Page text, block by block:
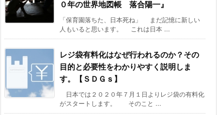
０年の世界地図帳 落合陽一』
「保育園落ちた、日本死ね」 まだ記憶に新しい
人もいると思います。 これは日本 ...
レジ袋有料化はなぜ行われるのか？その
目的と必要性をわかりやすく説明しま
す。【ＳＤＧｓ】
日本では２０２０年７月１日よりレジ袋の有料化
がスタートします。 そのこと ...